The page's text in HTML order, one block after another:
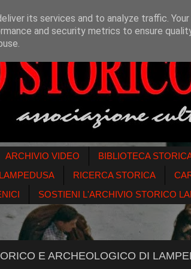
ARCHIVIO VIDEO BIBLIOTECA
RICERCA STORICA
SOSTIENI L'ARCHIVIO STORICO
E ARCHEOLOGICO DI
its services and to analyze traffic.
and security metrics to ensure